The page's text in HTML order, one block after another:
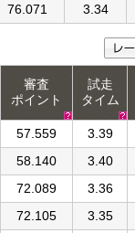
76.071 3.34
審査
ポイント
試走
タイム
57.559
3.39
58.140
3.40
72.089
3.36
72.105
3.35